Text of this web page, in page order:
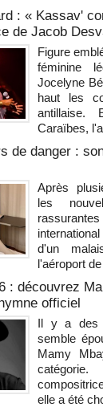
: « Kassav'
de Jacob
Figure
féminine
Jocelyne
haut les
antillaise.
Caraïbes,
de danger :
Après
les
d'un
l'aéroport
: découvrez
officiel
Il y a des
semble
Mamy
catégorie.
elle a été